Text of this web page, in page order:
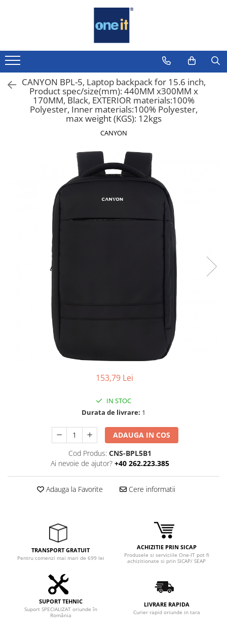
Laptop, Tablete & Telefoane
Laptop / Notebook
Notebook Consumer
Accesorii Laptop
Telefoane & accesorii
Ochelari Smart
Smartphone IPhone
Sisteme Desktop & Monitoare
Gaming PC & Console
Desk Gaming
Microfoane & Casti Gaming
Periferice PC
Camere Web
Componente PC
Placi de Baza
CANYON BPL-5, Laptop backpack for 15.6 inch,
Product spec/size(mm): 440MM x300MM x
170MM, Black, EXTERIOR materials:100%
Polyester, Inner materials:100% Polyester,
max weight (KGS): 12kgs
CANYON
153,79 Lei
IN STOC
Durata de livrare: 1
ADAUGA IN COS
Cod Produs: CNS-BPL5B1
Ai nevoie de ajutor? +40 262.223.385
Adauga la Favorite Cere informatii
TRANSPORT GRATUIT
Pentru comenzi mai mari de 699 lei
ACHIZITIE PRIN SICAP
Produsele si serviciile One-IT pot fi
achizitionate si prin SICAP/ SEAP
SUPORT TEHNIC
Suport SPECIALIZAT oriunde în
România
LIVRARE RAPIDA
Curier rapid oriunde in tara